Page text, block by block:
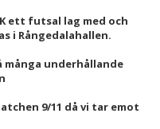
ett futsal lag med och
i Rångedalahallen.
många underhållande
9/11 då vi tar emot